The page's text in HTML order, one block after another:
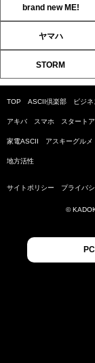
brand new ME!
ヤマハ
STORM
TOP ASCII倶楽部 ビジネ
アキバ スマホ スタート
家電ASCII アスキーグルメ
地方活性
サイトポリシー プライバ
©
PC